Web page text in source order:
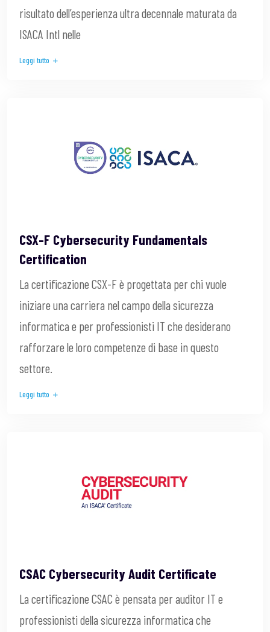
risultato dell’esperienza ultra decennale maturata da
ISACA Intl nelle
Leggi tutto
CSX-F Cybersecurity Fundamentals
Certification
La certificazione CSX-F è progettata per chi vuole
iniziare una carriera nel campo della sicurezza
informatica e per professionisti IT che desiderano
rafforzare le loro competenze di base in questo
settore.
Leggi tutto
CSAC Cybersecurity Audit Certificate
La certificazione CSAC è pensata per auditor IT e
professionisti della sicurezza informatica che